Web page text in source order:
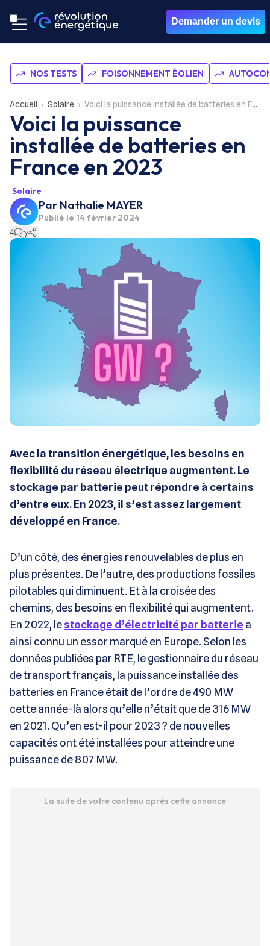
Demander un devis
NOS TESTS FOISONNEMENT ÉOLIEN
Accueil Solaire Voici la puissance installée de batteries en France en 2023
Voici la puissance
installée de batteries en
France en 2023
Solaire
Par Nathalie MAYER
Publié le 14 février 2024
4
Avec la transition énergétique, les besoins en
flexibilité du réseau électrique augmentent. Le
stockage par batterie peut répondre à certains
d’entre eux. En 2023, il s’est assez largement
développé en France.
D’un côté, des énergies renouvelables de plus en
plus présentes. De l’autre, des productions fossiles
pilotables qui diminuent. Et à la croisée des
chemins, des besoins en flexibilité qui augmentent.
En 2022, lestockage d’électricité par batterie a
ainsi connu un essor marqué en Europe. Selon les
données publiées par RTE, le gestionnaire du réseau
de transport français, la puissance installée des
batteries en France était de l’ordre de 490 MW
cette année-là alors qu’elle n’était que de 316 MW
en 2021. Qu’en est-il pour 2023 ? de nouvelles
capacités ont été installées pour atteindre une
puissance de 807 MW.
La suite de votre contenu après cette annonce